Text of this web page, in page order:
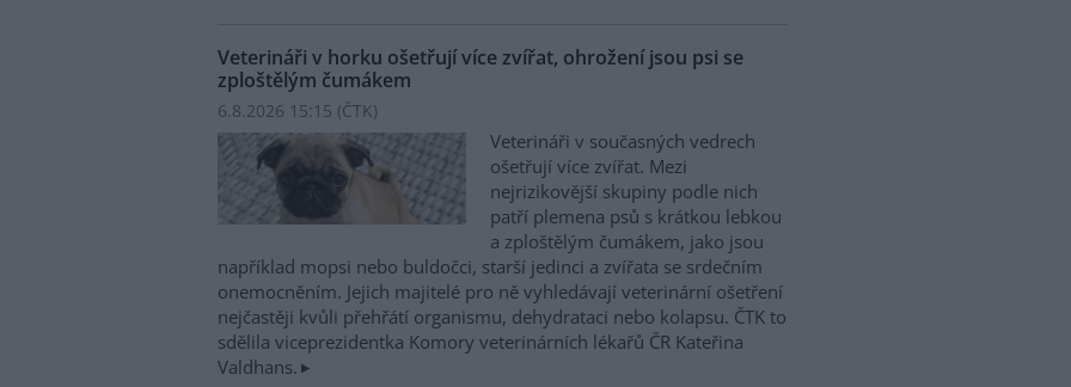
Veterináři v horku ošetřují více zvířat, ohrožení jsou psi se
zploštělým čumákem
6.8.2026 15:15 (ČTK)
Veterináři v současných vedrech
ošetřují více zvířat. Mezi
nejrizikovější skupiny podle nich
patří plemena psů s krátkou lebkou
a zploštělým čumákem, jako jsou
například mopsi nebo buldočci, starší jedinci a zvířata se srdečním
onemocněním. Jejich majitelé pro ně vyhledávají veterinární ošetření
nejčastěji kvůli přehřátí organismu, dehydrataci nebo kolapsu. ČTK to
sdělila viceprezidentka Komory veterinárních lékařů ČR Kateřina
Valdhans.